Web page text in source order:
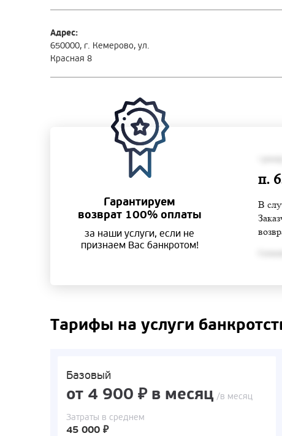
Адрес:
650000, г. Кемерово, ул.
Красная 8
Гарантируем
возврат 100% оплаты
за наши услуги, если не
признаем Вас банкротом!
п.
В
Тарифы на услуги
Базовый
от 4 900 ₽ в месяц /в месяц
Затраты в среднем
45 000 ₽